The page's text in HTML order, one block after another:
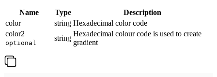
Name Type
Description
color
string Hexadecimal color code
color2
optional
string
Hexadecimal colour code is used to create
gradient